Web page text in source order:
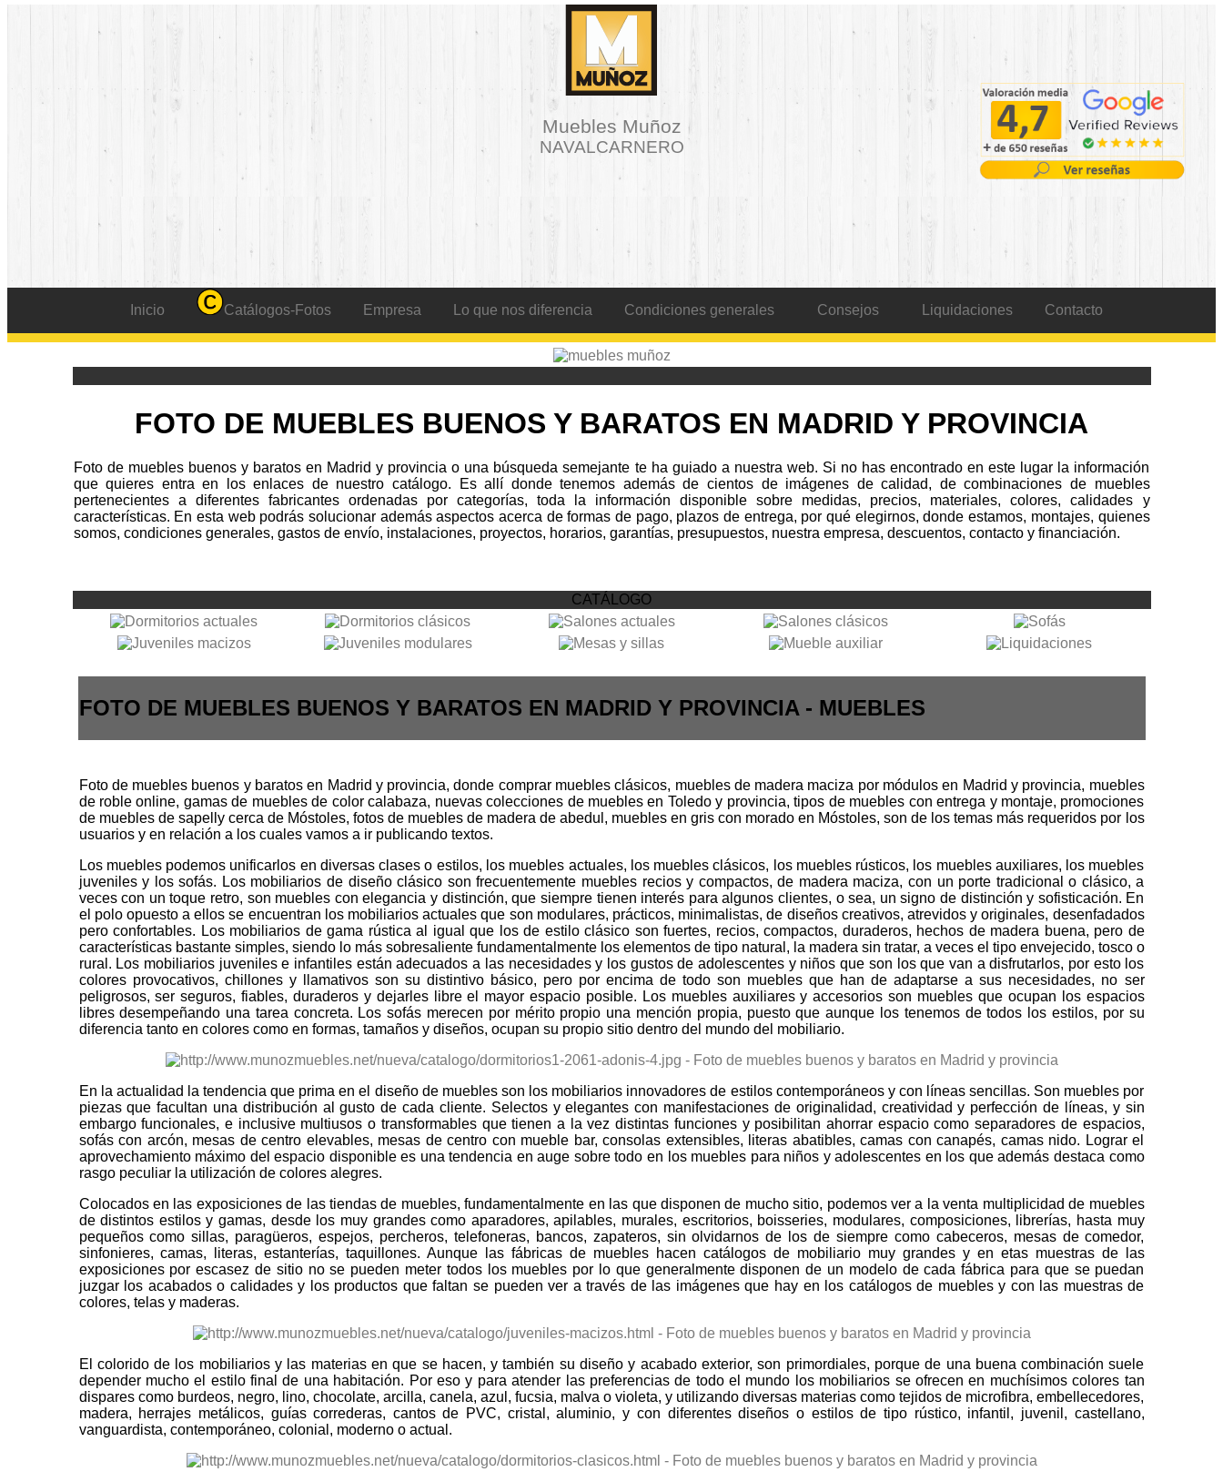
Muebles Muñoz
NAVALCARNERO
Inicio Catálogos-Fotos Empresa Lo que nos diferencia Condiciones generales Consejos Liquidaciones Contacto
FOTO DE MUEBLES BUENOS Y BARATOS EN MADRID Y PROVINCIA
Foto de muebles buenos y baratos en Madrid y provincia o una búsqueda semejante te ha guiado a nuestra web. Si no has encontrado en este lugar la información
que quieres entra en los enlaces de nuestro catálogo. Es allí donde tenemos además de cientos de imágenes de calidad, de combinaciones de muebles
pertenecientes a diferentes fabricantes ordenadas por categorías, toda la información disponible sobre medidas, precios, materiales, colores, calidades y
características. En esta web podrás solucionar además aspectos acerca de formas de pago, plazos de entrega, por qué elegirnos, donde estamos, montajes, quienes
somos, condiciones generales, gastos de envío, instalaciones, proyectos, horarios, garantías, presupuestos, nuestra empresa, descuentos, contacto y financiación.
CATÁLOGO
FOTO DE MUEBLES BUENOS Y BARATOS EN MADRID Y PROVINCIA - MUEBLES
Foto de muebles buenos y baratos en Madrid y provincia, donde comprar muebles clásicos, muebles de madera maciza por módulos en Madrid y provincia, muebles
de roble online, gamas de muebles de color calabaza, nuevas colecciones de muebles en Toledo y provincia, tipos de muebles con entrega y montaje, promociones
de muebles de sapelly cerca de Móstoles, fotos de muebles de madera de abedul, muebles en gris con morado en Móstoles, son de los temas más requeridos por los
usuarios y en relación a los cuales vamos a ir publicando textos.
Los muebles podemos unificarlos en diversas clases o estilos, los muebles actuales, los muebles clásicos, los muebles rústicos, los muebles auxiliares, los muebles
juveniles y los sofás. Los mobiliarios de diseño clásico son frecuentemente muebles recios y compactos, de madera maciza, con un porte tradicional o clásico, a
veces con un toque retro, son muebles con elegancia y distinción, que siempre tienen interés para algunos clientes, o sea, un signo de distinción y sofisticación. En
el polo opuesto a ellos se encuentran los mobiliarios actuales que son modulares, prácticos, minimalistas, de diseños creativos, atrevidos y originales, desenfadados
pero confortables. Los mobiliarios de gama rústica al igual que los de estilo clásico son fuertes, recios, compactos, duraderos, hechos de madera buena, pero de
características bastante simples, siendo lo más sobresaliente fundamentalmente los elementos de tipo natural, la madera sin tratar, a veces el tipo envejecido, tosco o
rural. Los mobiliarios juveniles e infantiles están adecuados a las necesidades y los gustos de adolescentes y niños que son los que van a disfrutarlos, por esto los
colores provocativos, chillones y llamativos son su distintivo básico, pero por encima de todo son muebles que han de adaptarse a sus necesidades, no ser
peligrosos, ser seguros, fiables, duraderos y dejarles libre el mayor espacio posible. Los muebles auxiliares y accesorios son muebles que ocupan los espacios
libres desempeñando una tarea concreta. Los sofás merecen por mérito propio una mención propia, puesto que aunque los tenemos de todos los estilos, por su
diferencia tanto en colores como en formas, tamaños y diseños, ocupan su propio sitio dentro del mundo del mobiliario.
En la actualidad la tendencia que prima en el diseño de muebles son los mobiliarios innovadores de estilos contemporáneos y con líneas sencillas. Son muebles por
piezas que facultan una distribución al gusto de cada cliente. Selectos y elegantes con manifestaciones de originalidad, creatividad y perfección de líneas, y sin
embargo funcionales, e inclusive multiusos o transformables que tienen a la vez distintas funciones y posibilitan ahorrar espacio como separadores de espacios,
sofás con arcón, mesas de centro elevables, mesas de centro con mueble bar, consolas extensibles, literas abatibles, camas con canapés, camas nido. Lograr el
aprovechamiento máximo del espacio disponible es una tendencia en auge sobre todo en los muebles para niños y adolescentes en los que además destaca como
rasgo peculiar la utilización de colores alegres.
Colocados en las exposiciones de las tiendas de muebles, fundamentalmente en las que disponen de mucho sitio, podemos ver a la venta multiplicidad de muebles
de distintos estilos y gamas, desde los muy grandes como aparadores, apilables, murales, escritorios, boisseries, modulares, composiciones, librerías, hasta muy
pequeños como sillas, paragüeros, espejos, percheros, telefoneras, bancos, zapateros, sin olvidarnos de los de siempre como cabeceros, mesas de comedor,
sinfonieres, camas, literas, estanterías, taquillones. Aunque las fábricas de muebles hacen catálogos de mobiliario muy grandes y en etas muestras de las
exposiciones por escasez de sitio no se pueden meter todos los muebles por lo que generalmente disponen de un modelo de cada fábrica para que se puedan
juzgar los acabados o calidades y los productos que faltan se pueden ver a través de las imágenes que hay en los catálogos de muebles y con las muestras de
colores, telas y maderas.
El colorido de los mobiliarios y las materias en que se hacen, y también su diseño y acabado exterior, son primordiales, porque de una buena combinación suele
depender mucho el estilo final de una habitación. Por eso y para atender las preferencias de todo el mundo los mobiliarios se ofrecen en muchísimos colores tan
dispares como burdeos, negro, lino, chocolate, arcilla, canela, azul, fucsia, malva o violeta, y utilizando diversas materias como tejidos de microfibra, embellecedores,
madera, herrajes metálicos, guías correderas, cantos de PVC, cristal, aluminio, y con diferentes diseños o estilos de tipo rústico, infantil, juvenil, castellano,
vanguardista, contemporáneo, colonial, moderno o actual.